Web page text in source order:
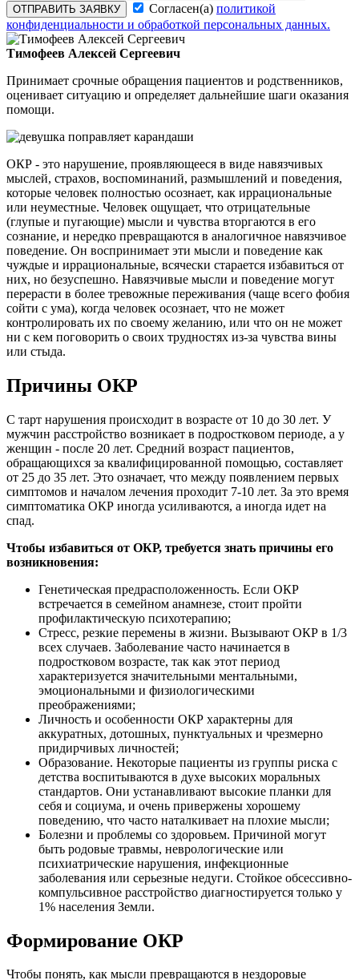
ОТПРАВИТЬ ЗАЯВКУ Согласен(а) политикой
конфиденциальности и обработкой персональных данных.
Тимофеев Алексей Сергеевич
Принимает срочные обращения пациентов и родственников,
оценивает ситуацию и определяет дальнейшие шаги оказания
помощи.
ОКР - это нарушение, проявляющееся в виде навязчивых
мыслей, страхов, воспоминаний, размышлений и поведения,
которые человек полностью осознает, как иррациональные
или неуместные. Человек ощущает, что отрицательные
(глупые и пугающие) мысли и чувства вторгаются в его
сознание, и нередко превращаются в аналогичное навязчивое
поведение. Он воспринимает эти мысли и поведение как
чуждые и иррациональные, всячески старается избавиться от
них, но безуспешно. Навязчивые мысли и поведение могут
перерасти в более тревожные переживания (чаще всего фобия
сойти с ума), когда человек осознает, что не может
контролировать их по своему желанию, или что он не может
ни с кем поговорить о своих трудностях из-за чувства вины
или стыда.
Причины ОКР
С тарт нарушения происходит в возрасте от 10 до 30 лет. У
мужчин расстройство возникает в подростковом периоде, а у
женщин - после 20 лет. Средний возраст пациентов,
обращающихся за квалифицированной помощью, составляет
от 25 до 35 лет. Это означает, что между появлением первых
симптомов и началом лечения проходит 7-10 лет. За это время
симптоматика ОКР иногда усиливаются, а иногда идет на
спад.
Чтобы избавиться от ОКР, требуется знать причины его
возникновения:
Генетическая предрасположенность. Если ОКР
встречается в семейном анамнезе, стоит пройти
профилактическую психотерапию;
Стресс, резкие перемены в жизни. Вызывают ОКР в 1/3
всех случаев. Заболевание часто начинается в
подростковом возрасте, так как этот период
характеризуется значительными ментальными,
эмоциональными и физиологическими
преображениями;
Личность и особенности ОКР характерны для
аккуратных, дотошных, пунктуальных и чрезмерно
придирчивых личностей;
Образование. Некоторые пациенты из группы риска с
детства воспитываются в духе высоких моральных
стандартов. Они устанавливают высокие планки для
себя и социума, и очень привержены хорошему
поведению, что часто наталкивает на плохие мысли;
Болезни и проблемы со здоровьем. Причиной могут
быть родовые травмы, неврологические или
психиатрические нарушения, инфекционные
заболевания или серьезные недуги. Стойкое обсессивно-
компульсивное расстройство диагностируется только у
1% населения Земли.
Формирование ОКР
Чтобы понять, как мысли превращаются в нездоровые